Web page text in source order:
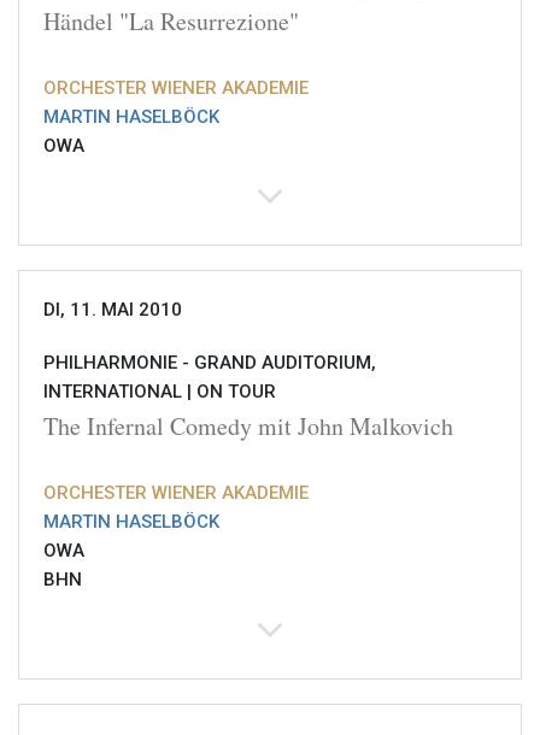
Händel "La Resurrezione"
ORCHESTER WIENER AKADEMIE
MARTIN HASELBÖCK
OWA
DI, 11. MAI 2010
PHILHARMONIE - GRAND AUDITORIUM,
INTERNATIONAL | ON TOUR
The Infernal Comedy mit John Malkovich
ORCHESTER WIENER AKADEMIE
MARTIN HASELBÖCK
OWA
BHN